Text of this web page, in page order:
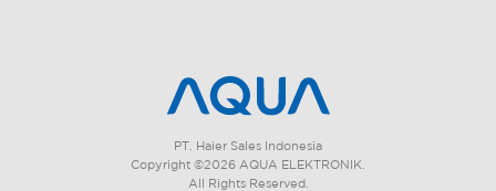
PT. Haier Sales Indonesia
Copyright ©2026 AQUA ELEKTRONIK.
All Rights Reserved.